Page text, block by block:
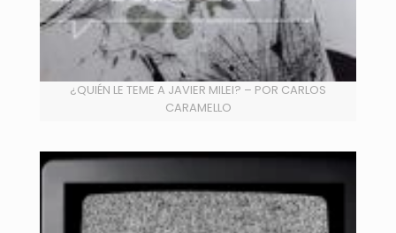
¿QUIÉN LE TEME A JAVIER MILEI? – POR CARLOS
CARAMELLO